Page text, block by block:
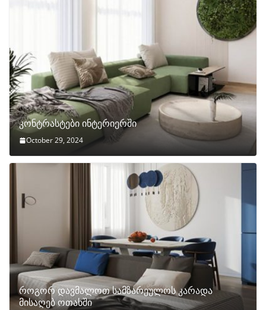
კონტრასტები ინტერიერში
October 29, 2024
როგორ დავმალოთ სამზარეულოს კარადა
მისაღებ ოთახში